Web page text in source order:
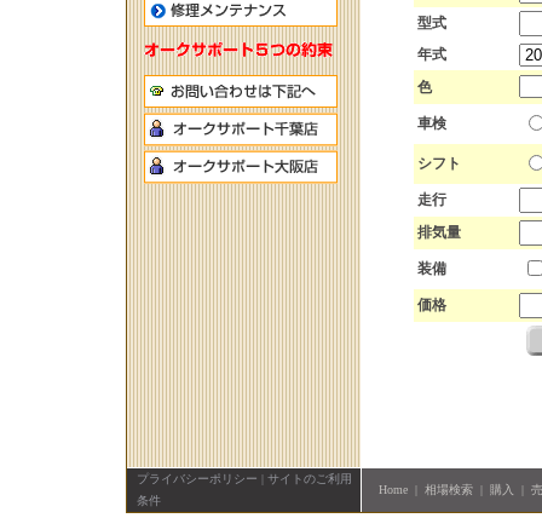
型式
年式
色
車検
シフト
走行
排気量
装備
価格
プライバシーポリシー | サイトのご利用
条件
Home| 相場検索| 購入 |